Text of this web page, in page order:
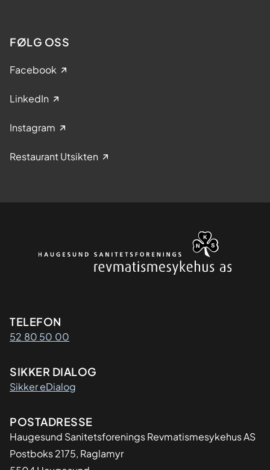
FØLG OSS
Facebook
LinkedIn
Instagram
Restaurant Utsikten
Kontaktinformasjon
TELEFON
52 80 50 00
SIKKER DIALOG
Sikker eDialog
Adresse
POSTADRESSE
Haugesund Sanitetsforenings Revmatismesykehus AS
Postboks 2175, Raglamyr